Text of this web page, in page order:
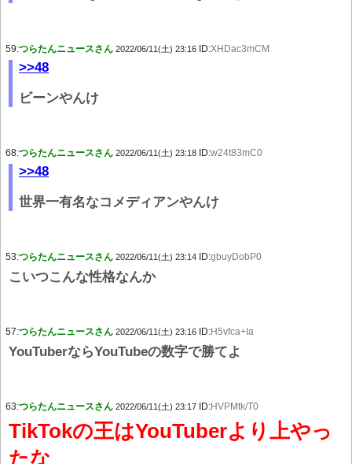
59:つらたんニュースさん 2022/06/11(土) 23:16 ID:XHDac3mCM
>>48
ビーンやんけ
68:つらたんニュースさん 2022/06/11(土) 23:18 ID:w24t83mC0
>>48
世界一有名なコメディアンやんけ
53:つらたんニュースさん 2022/06/11(土) 23:14 ID:gbuyDobP0
こいつこんな性格なんか
57:つらたんニュースさん 2022/06/11(土) 23:16 ID:H5vfca+Ia
YouTuberならYouTubeの数字で勝てよ
63:つらたんニュースさん 2022/06/11(土) 23:17 ID:HVPMtk/T0
TikTokの王はYouTuberより上やっ
たな